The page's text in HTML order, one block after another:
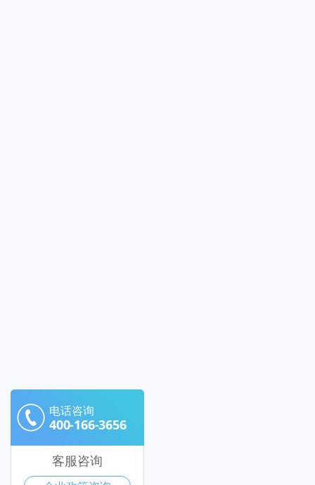
电话咨询
400-166-3656
客服咨询